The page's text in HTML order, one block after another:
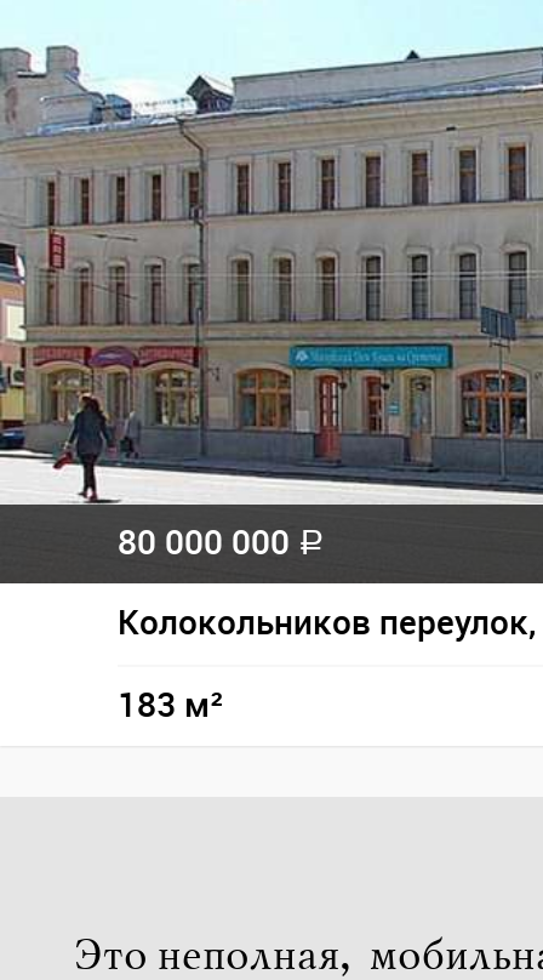
80 000 000 a
Колокольников
183 м²
Это неполная,